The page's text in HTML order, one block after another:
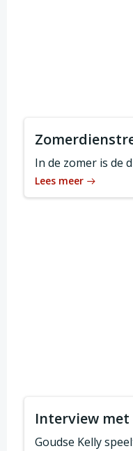
In de zomer is de
Lees meer
Interview met
Goudse Kelly